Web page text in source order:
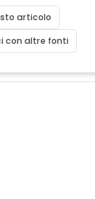
articolo
con altre fonti